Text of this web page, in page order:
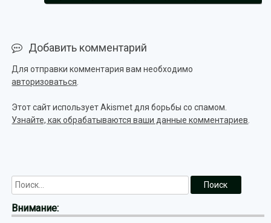
Добавить комментарий
Для отправки комментария вам необходимо
авторизоваться
Этот сайт использует Akismet для борьбы со спамом.
Узнайте, как обрабатываются ваши данные комментариев
Внимание: